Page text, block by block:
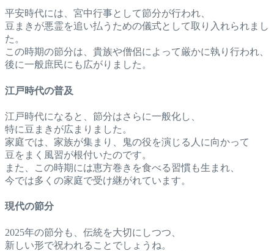
平安時代には、宮中行事として節分が行われ、
豆まきが悪霊を追い払うための儀式として取り入れられまし
た。
この時期の節分は、貴族や僧侶によって厳かに執り行われ、
後に一般庶民にも広がりました。
江戸時代の普及
江戸時代になると、節分はさらに一般化し、
特に豆まきが広まりました。
家庭では、家族が集まり、鬼の役を演じる人に向かって
豆をまく風習が根付いたのです。
また、この時期には恵方巻きを食べる習慣も生まれ、
今では多くの家庭で受け継がれています。
現代の節分
2025年の節分も、伝統を大切にしつつ、
新しい形で祝われることでしょうね。